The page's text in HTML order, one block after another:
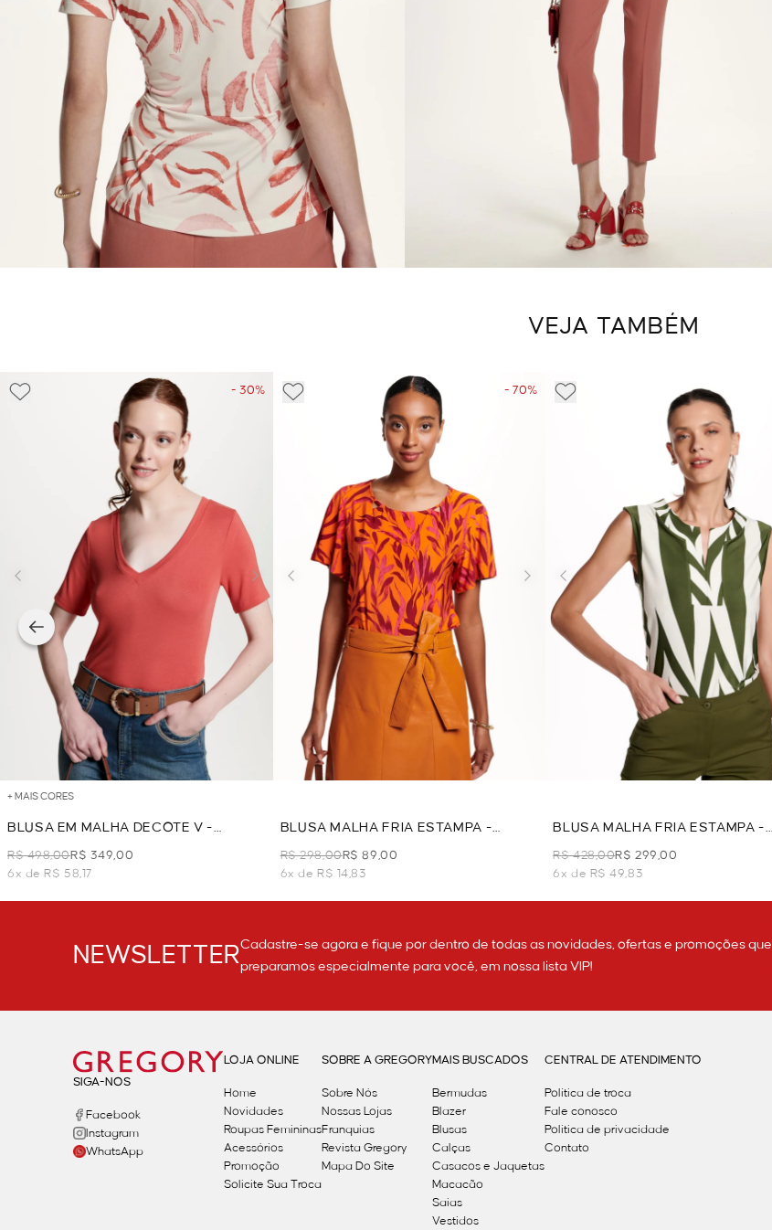
VEJA TAMBÉM
- 30%
+ MAIS CORES
BLUSA EM MALHA DECOTE V -
GOIABA
R$ 498,00R$ 349,00
6x de R$ 58,17
- 70%
BLUSA MALHA FRIA ESTAMPA -
LARANJA
R$ 298,00R$ 89,00
6x de R$ 14,83
BLUSA MALHA FRIA ESTAMPA -
VERDE
R$ 428,00R$ 299,00
6x de R$ 49,83
NEWSLETTERCadastre-se agora e fique por dentro de todas as novidades, ofertas e promoções que
preparamos especialmente para você, em nossa lista VIP!
SIGA-NOS
Facebook
Instagram
WhatsApp
LOJA ONLINE
Home
Novidades
Roupas Femininas
Acessórios
Promoção
Solicite Sua Troca
SOBRE A GREGORY
Sobre Nós
Nossas Lojas
Franquias
Revista Gregory
Mapa Do Site
MAIS BUSCADOS
Bermudas
Blazer
Blusas
Calças
Casacos e Jaquetas
Macacão
Saias
Vestidos
CENTRAL DE ATENDIMENTO
Política de troca
Fale conosco
Politica de privacidade
Contato